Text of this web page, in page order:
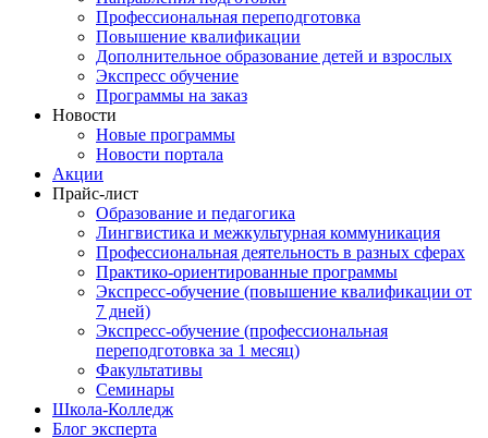
Профессиональная переподготовка
Повышение квалификации
Дополнительное образование детей и взрослых
Экспресс обучение
Программы на заказ
Новости
Новые программы
Новости портала
Акции
Прайс-лист
Образование и педагогика
Лингвистика и межкультурная коммуникация
Профессиональная деятельность в разных сферах
Практико-ориентированные программы
Экспресс-обучение (повышение квалификации от
7 дней)
Экспресс-обучение (профессиональная
переподготовка за 1 месяц)
Факультативы
Семинары
Школа-Колледж
Блог эксперта